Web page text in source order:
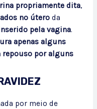
propriamente dita,
no úteroda
pela vagina.
apenas alguns
repouso por alguns
por meio de